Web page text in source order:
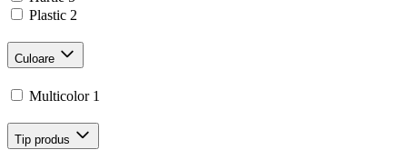
Plastic 2
Culoare
Multicolor 1
Tip produs